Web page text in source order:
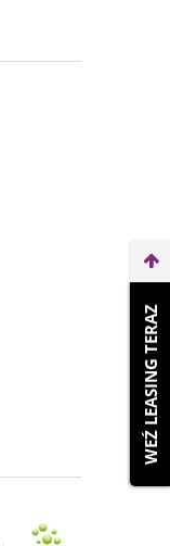
WEŹ LEASING TERAZ